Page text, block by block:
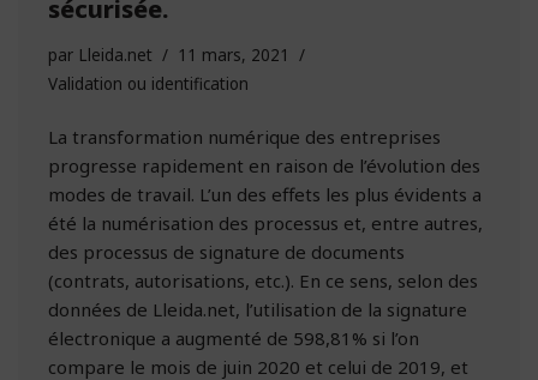
sécurisée.
par Lleida.net
11 mars, 2021
Validation ou identification
La transformation numérique des entreprises
progresse rapidement en raison de l’évolution des
modes de travail. L’un des effets les plus évidents a
été la numérisation des processus et, entre autres,
des processus de signature de documents
(contrats, autorisations, etc.). En ce sens, selon des
données de Lleida.net, l’utilisation de la signature
électronique a augmenté de 598,81% si l’on
compare le mois de juin 2020 et celui de 2019, et